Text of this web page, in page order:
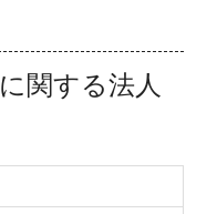
関する法人